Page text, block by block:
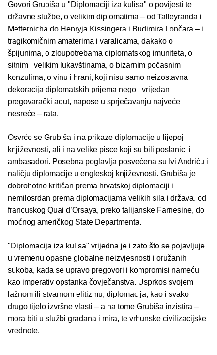
Govori Grubiša u "Diplomaciji iza kulisa" o povijesti te
državne službe, o velikim diplomatima – od Talleyranda i
Metternicha do Henryja Kissingera i Budimira Lončara – i
tragikomičnim amaterima i varalicama, dakako o
špijunima, o zloupotrebama diplomatskog imuniteta, o
sitnim i velikim lukavštinama, o bizarnim počasnim
konzulima, o vinu i hrani, koji nisu samo neizostavna
dekoracija diplomatskih prijema nego i vrijedan
pregovarački adut, napose u sprječavanju najveće
nesreće – rata.
Osvrće se Grubiša i na prikaze diplomacije u lijepoj
književnosti, ali i na velike pisce koji su bili poslanici i
ambasadori. Posebna poglavlja posvećena su Ivi Andriću i
naličju diplomacije u engleskoj književnosti. Grubiša je
dobrohotno kritičan prema hrvatskoj diplomaciji i
nemilosrdan prema diplomacijama velikih sila i država, od
francuskog Quai d’Orsaya, preko talijanske Farnesine, do
moćnog američkog State Departmenta.
"Diplomacija iza kulisa" vrijedna je i zato što se pojavljuje
u vremenu opasne globalne neizvjesnosti i oružanih
sukoba, kada se upravo pregovori i kompromisi nameću
kao imperativ opstanka čovječanstva. Usprkos svojem
lažnom ili stvarnom elitizmu, diplomacija, kao i svako
drugo tijelo izvršne vlasti – a na tome Grubiša inzistira –
mora biti u službi građana i mira, te vrhunske civilizacijske
vrednote.